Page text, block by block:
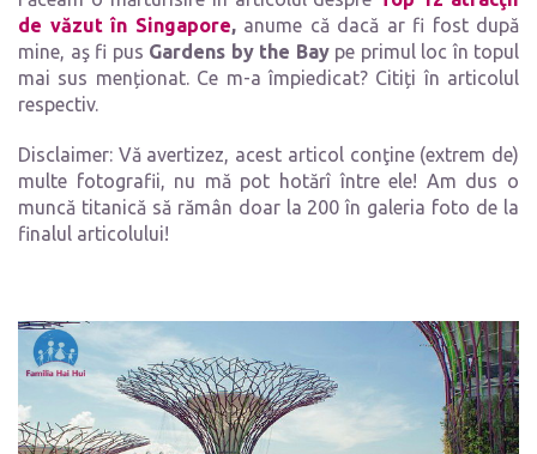
de văzut în Singapore, anume că dacă ar fi fost după
mine, aş fi pus Gardens by the Baype primul loc în topul
mai sus menționat. Ce m-a împiedicat? Citiți în articolul
respectiv.
Disclaimer: Vă avertizez, acest articol conţine (extrem de)
multe fotografii, nu mă pot hotărî între ele! Am dus o
muncă titanică să rămân doar la 200 în galeria foto de la
finalul articolului!